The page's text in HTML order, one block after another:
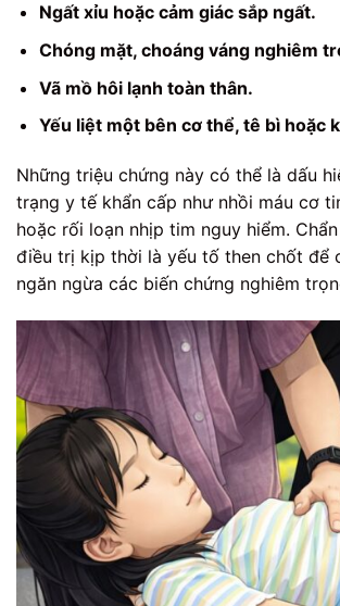
Ngất xỉu hoặc cảm giác sắp ngất.
Chóng mặt, choáng váng nghiêm
Vã mồ hôi lạnh toàn thân.
Yếu liệt một bên cơ thể, tê bì hoặc
Những triệu chứng này có thể là dấu
trạng y tế khẩn cấp như nhồi máu cơ
hoặc rối loạn nhịp tim nguy hiểm.
điều trị kịp thời là yếu tố then chốt để
ngăn ngừa các biến chứng nghiêm